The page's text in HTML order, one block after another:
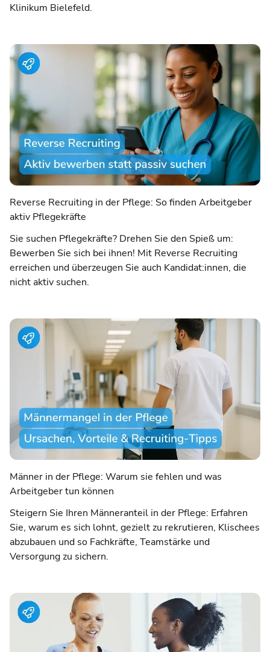
Klinikum Bielefeld.
Reverse Recruiting in der Pflege: So finden Arbeitgeber
aktiv Pflegekräfte
Sie suchen Pflegekräfte? Drehen Sie den Spieß um:
Bewerben Sie sich bei ihnen! Mit Reverse Recruiting
erreichen und überzeugen Sie auch Kandidat:innen, die
nicht aktiv suchen.
Männer in der Pflege: Warum sie fehlen und was
Arbeitgeber tun können
Steigern Sie Ihren Männeranteil in der Pflege: Erfahren
Sie, warum es sich lohnt, gezielt zu rekrutieren, Klischees
abzubauen und so Fachkräfte, Teamstärke und
Versorgung zu sichern.